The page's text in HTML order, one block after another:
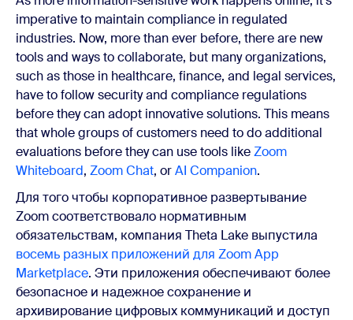
imperative to maintain compliance in regulated
industries. Now, more than ever before, there are new
tools and ways to collaborate, but many organizations,
such as those in healthcare, finance, and legal services,
have to follow security and compliance regulations
before they can adopt innovative solutions. This means
that whole groups of customers need to do additional
evaluations before they can use tools likeZoom
Whiteboard, Zoom Chat, orAI Companion.
Для того чтобы корпоративное развертывание
Zoom соответствовало нормативным
обязательствам, компания Theta Lake выпустила
восемь разных приложений для Zoom App
Marketplace. Эти приложения обеспечивают более
безопасное и надежное сохранение и
архивирование цифровых коммуникаций и доступ